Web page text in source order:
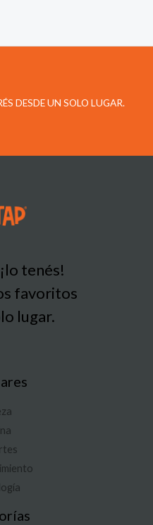
DESDE UN SOLO LUGAR.
tenés!
favoritos
lugar.